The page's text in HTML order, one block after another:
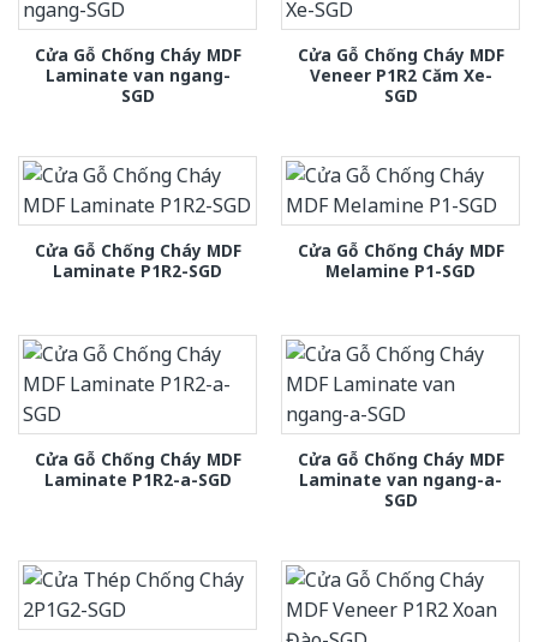
Cửa Gỗ Chống Cháy MDF
Laminate van ngang-
SGD
Cửa Gỗ Chống Cháy MDF
Veneer P1R2 Căm Xe-
SGD
Cửa Gỗ Chống Cháy MDF
Laminate P1R2-SGD
Cửa Gỗ Chống Cháy MDF
Melamine P1-SGD
Cửa Gỗ Chống Cháy MDF
Laminate P1R2-a-SGD
Cửa Gỗ Chống Cháy MDF
Laminate van ngang-a-
SGD